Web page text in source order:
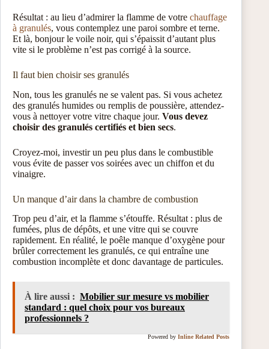
Résultat : au lieu d’admirer la flamme de votre chauffage
à granulés, vous contemplez une paroi sombre et terne.
Et là, bonjour le voile noir, qui s’épaissit d’autant plus
vite si le problème n’est pas corrigé à la source.
Il faut bien choisir ses granulés
Non, tous les granulés ne se valent pas. Si vous achetez
des granulés humides ou remplis de poussière, attendez-
vous à nettoyer votre vitre chaque jour. Vous devez
choisir des granulés certifiés et bien secs.
Croyez-moi, investir un peu plus dans le combustible
vous évite de passer vos soirées avec un chiffon et du
vinaigre.
Un manque d’air dans la chambre de combustion
Trop peu d’air, et la flamme s’étouffe. Résultat : plus de
fumées, plus de dépôts, et une vitre qui se couvre
rapidement. En réalité, le poêle manque d’oxygène pour
brûler correctement les granulés, ce qui entraîne une
combustion incomplète et donc davantage de particules.
À lire aussi : Mobilier sur mesure vs mobilier
standard : quel choix pour vos bureaux
professionnels ?
Powered by Inline Related Posts